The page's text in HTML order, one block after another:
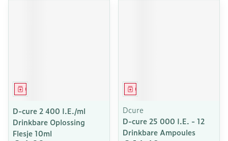
Geneesmiddel
D-cure 2 400 I.E./ml
Drinkbare Oplossing
Flesje 10ml
Geneesmiddel
Dcure
D-cure 25 000 I.E. - 12
Drinkbare Ampoules